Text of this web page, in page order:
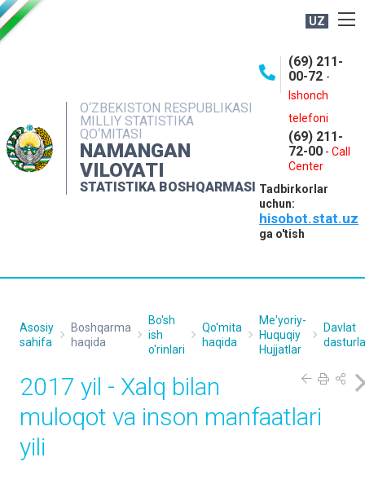
UZ
O‘ZBEKISTON RESPUBLIKASI
MILLIY STATISTIKA
QO‘MITASI
NAMANGAN
VILOYATI
STATISTIKA BOSHQARMASI
(69) 211-
00-72 -
Ishonch
telefoni
(69) 211-
72-00 - Call
Center
Tadbirkorlar
uchun:
hisobot.stat.uz
ga o'tish
NASHRLAR
INTERAKTIV XIZMATLAR
MATBUOT XIZMATI
MUROJAATLAR
Asosiy
sahifa
Boshqarma
haqida
Bo'sh
ish
o'rinlari
Qo'mita
haqida
Me'yoriy-
Huquqiy
Hujjatlar
Davlat
2017 yil - Xalq bilan
muloqot va inson manfaatlari
yili